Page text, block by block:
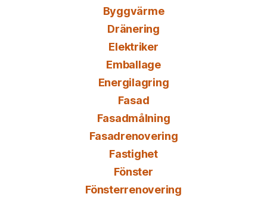
Byggvärme
Dränering
Elektriker
Emballage
Energilagring
Fasad
Fasadmålning
Fasadrenovering
Fastighet
Fönster
Fönsterrenovering